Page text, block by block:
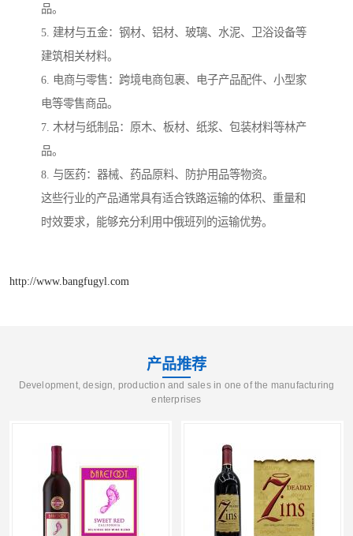
品。
5. 建材与五金：钢材、铝材、玻璃、水泥、卫浴设备等
建筑相关材料。
6. 电商与零售：跨境电商包裹、电子产品配件、小型家
电等零售商品。
7. 木材与纸制品：原木、板材、纸浆、包装材料等林产
品。
8. 与医药：器械、药品原料、防护用品等物资。
这些行业的产品通常具有适合铁路运输的体积、重量和
时效要求，能够充分利用中俄班列的运输优势。
http://www.bangfugyl.com
产品推荐
Development, design, production and sales in one of the manufacturing
enterprises